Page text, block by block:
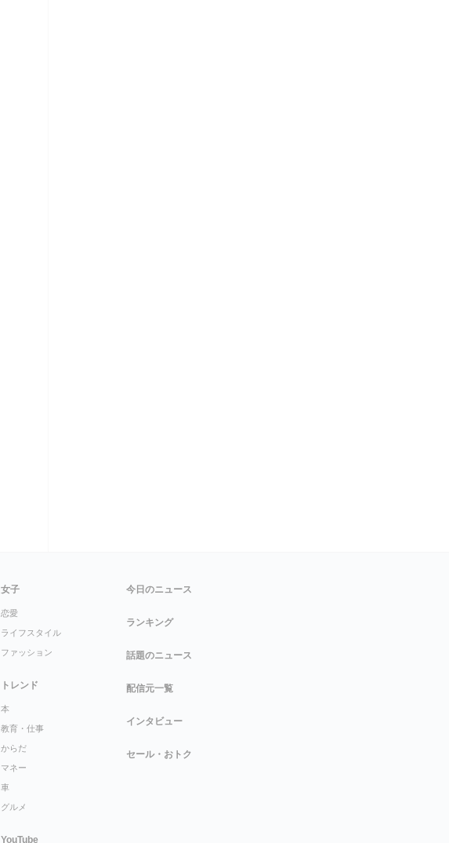
女子
恋愛
ライフスタイル
ファッション
トレンド
本
教育・仕事
からだ
マネー
車
グルメ
YouTube
今日のニュース
ランキング
話題のニュース
配信元一覧
インタビュー
セール・おトク